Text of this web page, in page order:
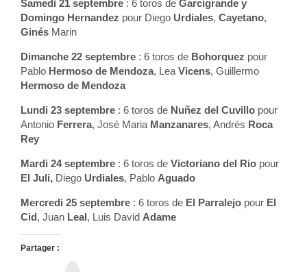
Samedi 21 septembre : 6 toros de Garcigrande y
Domingo Hernandez pour Diego Urdiales, Cayetano,
Ginés Marin
Dimanche 22 septembre : 6 toros de Bohorquez pour
Pablo Hermoso de Mendoza, Lea Vicens, Guillermo
Hermoso de Mendoza
Lundi 23 septembre : 6 toros de Nuñez del Cuvillo pour
Antonio Ferrera, José Maria Manzanares, Andrés Roca
Rey
Mardi 24 septembre : 6 toros de Victoriano del Rio pour
El Juli, Diego Urdiales, Pablo Aguado
Mercredi 25 septembre : 6 toros de El Parralejo pour El
Cid, Juan Leal, Luis David Adame
Partager :